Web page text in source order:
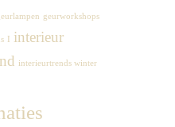
geurworkshops
interieur
interieurtrends winter